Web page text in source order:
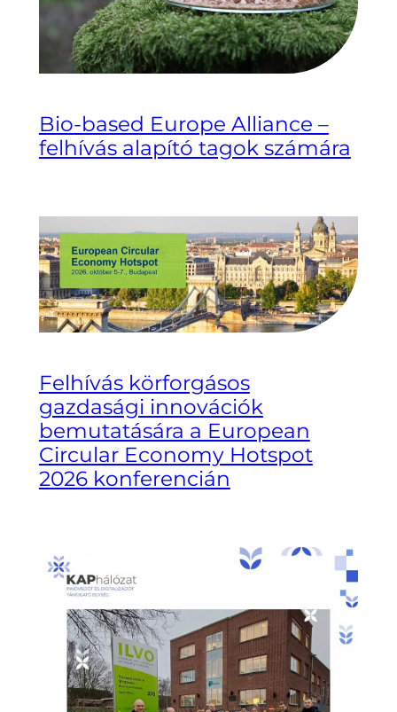
Bio-based Europe Alliance –
felhívás alapító tagok számára
Felhívás körforgásos
gazdasági innovációk
bemutatására a European
Circular Economy Hotspot
2026 konferencián